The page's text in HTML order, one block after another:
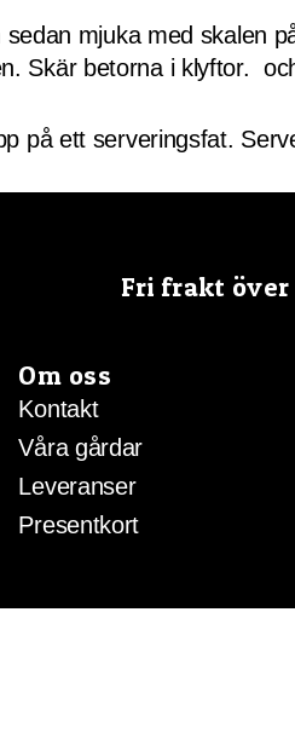
mjuka med skalen
Skär betorna i klyftor.
på ett serveringsfat.
Fri frakt
Om oss
Kontakt
Våra gårdar
Leveranser
Presentkort